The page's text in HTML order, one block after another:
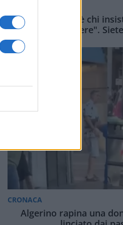
Dopo Ceuta c'è chi
frontiere".
CRONACA
Algerino rapina una